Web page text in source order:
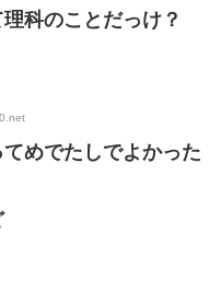
科のことだっけ？
めでたしでよかった